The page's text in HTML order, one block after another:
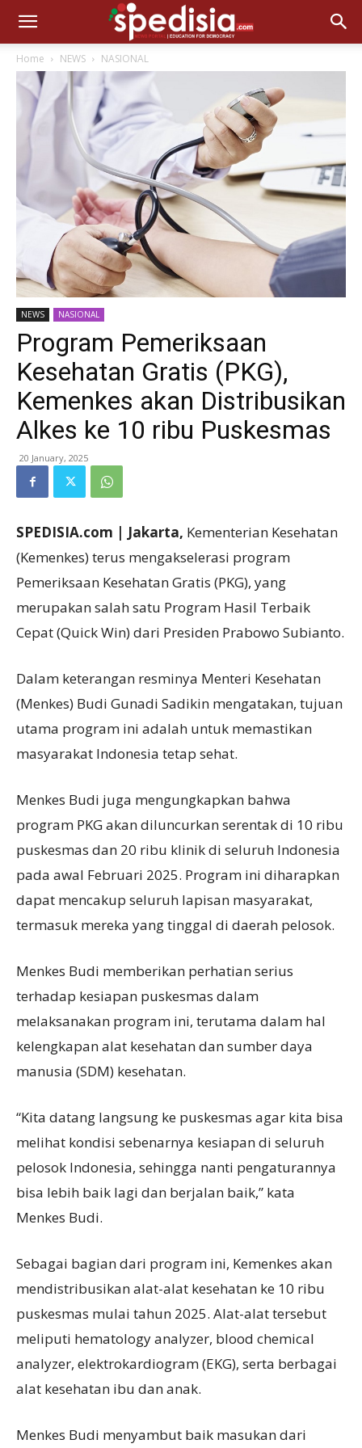
Home NEWS NASIONAL
NEWS NASIONAL
Program Pemeriksaan
Kesehatan Gratis (PKG),
Kemenkes akan Distribusikan
Alkes ke 10 ribu Puskesmas
20 January, 2025
SPEDISIA.com | Jakarta, Kementerian Kesehatan
(Kemenkes) terus mengakselerasi program
Pemeriksaan Kesehatan Gratis (PKG), yang
merupakan salah satu Program Hasil Terbaik
Cepat (Quick Win) dari Presiden Prabowo Subianto.
Dalam keterangan resminya Menteri Kesehatan
(Menkes) Budi Gunadi Sadikin mengatakan, tujuan
utama program ini adalah untuk memastikan
masyarakat Indonesia tetap sehat.
Menkes Budi juga mengungkapkan bahwa
program PKG akan diluncurkan serentak di 10 ribu
puskesmas dan 20 ribu klinik di seluruh Indonesia
pada awal Februari 2025. Program ini diharapkan
dapat mencakup seluruh lapisan masyarakat,
termasuk mereka yang tinggal di daerah pelosok.
Menkes Budi memberikan perhatian serius
terhadap kesiapan puskesmas dalam
melaksanakan program ini, terutama dalam hal
kelengkapan alat kesehatan dan sumber daya
manusia (SDM) kesehatan.
“Kita datang langsung ke puskesmas agar kita bisa
melihat kondisi sebenarnya kesiapan di seluruh
pelosok Indonesia, sehingga nanti pengaturannya
bisa lebih baik lagi dan berjalan baik,” kata
Menkes Budi.
Sebagai bagian dari program ini, Kemenkes akan
mendistribusikan alat-alat kesehatan ke 10 ribu
puskesmas mulai tahun 2025. Alat-alat tersebut
meliputi hematology analyzer, blood chemical
analyzer, elektrokardiogram (EKG), serta berbagai
alat kesehatan ibu dan anak.
Menkes Budi menyambut baik masukan dari